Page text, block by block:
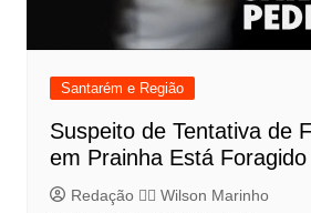
Santarém e Região
Suspeito de Tentativa de
em Prainha Está Foragido
Redação 👨‍⚖️​ Wilson Marinho